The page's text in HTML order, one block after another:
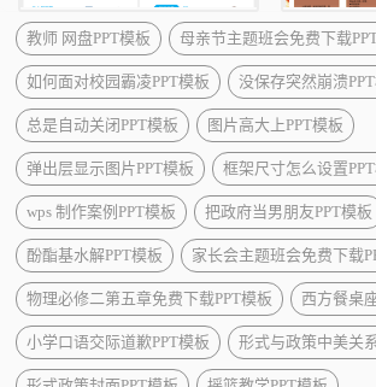
教师 网盘PPT模板 母亲节主题班会免费下载
如何面对校园霸凌PPT模板 没保存突然崩溃
总是自动关闭PPT模板 图片高大上PPT模板
弹出层显示图片PPT模板 框架尺寸怎么设置
wps 制作案例PPT模板 把政府当男朋友PPT模板
酚酯基水解PPT模板 家长会主题班会免费下载
物理必修二第五章免费下载PPT模板 西方餐桌
小学口语交际道歉PPT模板 形式与政策中美关